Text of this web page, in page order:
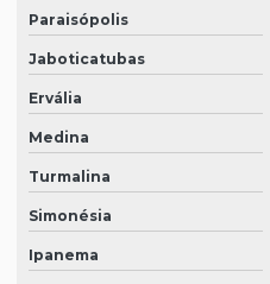
Paraisópolis
Jaboticatubas
Ervália
Medina
Turmalina
Simonésia
Ipanema